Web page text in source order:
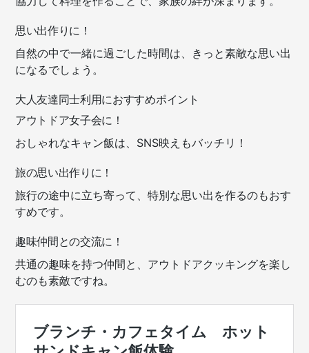
思い出作りに！
自然の中で一緒に過ごした時間は、きっと素敵な思い出
になるでしょう。
大人友達同士利用におすすめポイント
アウトドア女子会に！
おしゃれなキャン飯は、SNS映えもバッチリ！
旅の思い出作りに！
旅行の途中に立ち寄って、特別な思い出を作るのもおす
すめです。
趣味仲間との交流に！
共通の趣味を持つ仲間と、アウトドアクッキングを楽し
むのも素敵ですね。